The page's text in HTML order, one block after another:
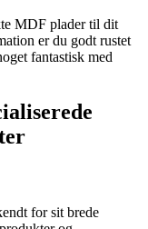
MDF plader til dit
er du godt rustet
fantastisk med
for sit brede